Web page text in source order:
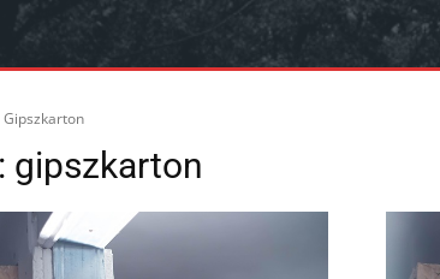
Gipszkarton
gipszkarton